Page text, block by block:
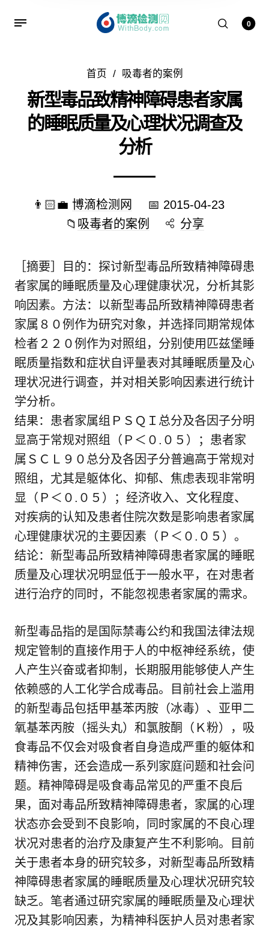
0
首页 / 吸毒者的案例
新型毒品致精神障碍患者家属
的睡眠质量及心理状况调查及
分析
👨🏻‍💼 博滴检测网 📅 2015-04-23
📁 吸毒者的案例 分享
［摘要］目的：探讨新型毒品所致精神障碍患
者家属的睡眠质量及心理健康状况，分析其影
响因素。方法：以新型毒品所致精神障碍患者
家属８０例作为研究对象，并选择同期常规体
检者２２０例作为对照组，分别使用匹兹堡睡
眠质量指数和症状自评量表对其睡眠质量及心
理状况进行调查，并对相关影响因素进行统计
学分析。
结果：患者家属组ＰＳＱＩ总分及各因子分明
显高于常规对照组（Ｐ＜０.０５）；患者家
属ＳＣＬ９０总分及各因子分普遍高于常规对
照组，尤其是躯体化、抑郁、焦虑表现非常明
显（Ｐ＜０.０５）；经济收入、文化程度、
对疾病的认知及患者住院次数是影响患者家属
心理健康状况的主要因素（Ｐ＜０.０５）。
结论：新型毒品所致精神障碍患者家属的睡眠
质量及心理状况明显低于一般水平，在对患者
进行治疗的同时，不能忽视患者家属的需求。
新型毒品指的是国际禁毒公约和我国法律法规
规定管制的直接作用于人的中枢神经系统，使
人产生兴奋或者抑制，长期服用能够使人产生
依赖感的人工化学合成毒品。目前社会上滥用
的新型毒品包括甲基苯丙胺（冰毒）、亚甲二
氧基苯丙胺（摇头丸）和氯胺酮（Ｋ粉），吸
食毒品不仅会对吸食者自身造成严重的躯体和
精神伤害，还会造成一系列家庭问题和社会问
题。精神障碍是吸食毒品常见的严重不良后
果，面对毒品所致精神障碍患者，家属的心理
状态亦会受到不良影响，同时家属的不良心理
状况对患者的治疗及康复产生不利影响。目前
关于患者本身的研究较多，对新型毒品所致精
神障碍患者家属的睡眠质量及心理状况研究较
缺乏。笔者通过研究家属的睡眠质量及心理状
况及其影响因素，为精神科医护人员对患者家